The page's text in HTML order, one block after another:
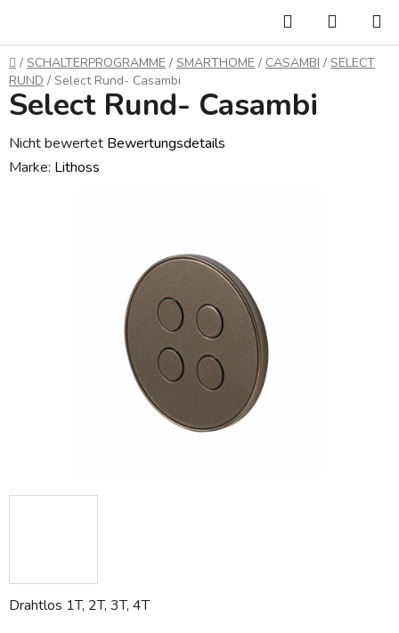
springen
Suchen
Startseite
/ SCHALTERPROGRAMME / SMARTHOME / CASAMBI / SELECT
RUND / Select Rund- Casambi
Drahtlos 1T, 2T, 3T, 4T
Select Rund- Casambi
Die
durchschnittliche
Nicht bewertet Bewertungsdetails
Marke: Lithoss